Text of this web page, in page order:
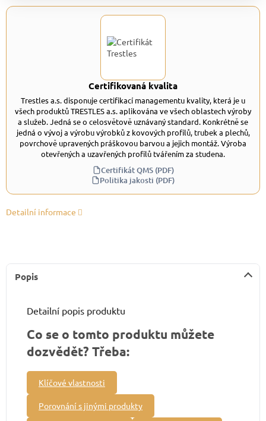
Certifikovaná kvalita
Trestles a.s. disponuje certifikací managementu kvality, která je u
všech produktů TRESTLES a.s. aplikována ve všech oblastech výroby
a služeb. Jedná se o celosvětově uznávaný standard. Konkrétně se
jedná o vývoj a výrobu výrobků z kovových profilů, trubek a plechů,
povrchově upravených práškovou barvou a jejich montáž. Výroba
otevřených a uzavřených profilů tvářením za studena.
Certifikát QMS (PDF)
Politika jakosti (PDF)
Detailní informace
Popis
Detailní popis produktu
Co se o tomto produktu můžete
dozvědět? Třeba:
Klíčové vlastnosti
Porovnání s jinými produkty